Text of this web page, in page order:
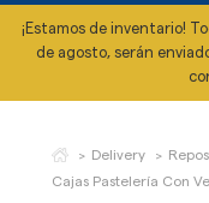
¡Estamos de inventario!
de agosto, serán
Delivery
Cajas Pastelería Con